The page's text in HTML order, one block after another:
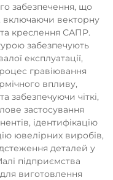
забезпечення, що
включаючи векторну
креслення САПР.
забезпечують
експлуатації,
гравіювання
впливу,
забезпечуючи чіткі,
застосування
ідентифікацію
ювелірних виробів,
деталей у
підприємства
виготовлення